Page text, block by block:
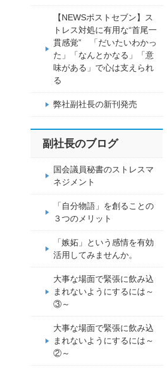
【NEWSポストセブン】ス
トレス対処に有用な“首尾一
貫感覚” 「だいたいわかっ
た」「なんとかなる」「意
味がある」で心は支えられ
る
弊社副社長の新刊発売
副社長のブログ
国会議員秘書のストレスマ
ネジメント
「自分物語」を創ることの
３つのメリット
「嫉妬」という感情を有効
活用してみませんか。
大事な場面で緊張に飲み込
まれないようにするには～
③～
大事な場面で緊張に飲み込
まれないようにするには～
②～